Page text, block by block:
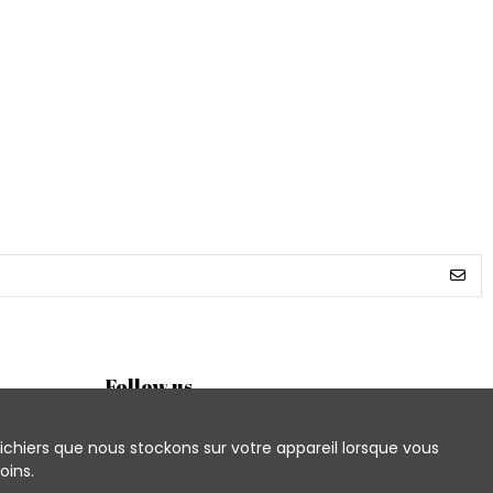
Follow us
que nous stockons sur votre appareil lorsque vous